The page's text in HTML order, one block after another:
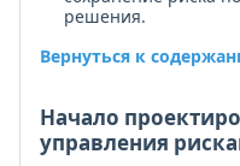
решения.
Вернуться к
Начало
управления